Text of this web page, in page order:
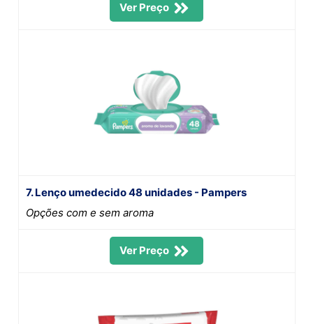
Ver Preço
7. Lenço umedecido 48 unidades - Pampers
Opções com e sem aroma
Ver Preço